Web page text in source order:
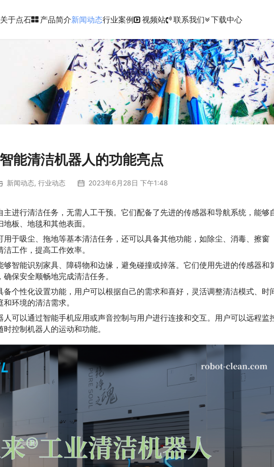
关于点石 产品简介新闻动态行业案例 视频站 联系我们 下载中心
智能清洁机器人的功能亮点
新闻动态, 行业动态 2023年6月28日 下午1:48
主进行清洁任务，无需人工干预。它们配备了先进的传感器和导航系统，能够
板、地毯和其他表面。
于吸尘、拖地等基本清洁任务，还可以具备其他功能，如除尘、消毒、擦窗
工作，提高工作效率。
够智能识别家具、障碍物和边缘，避免碰撞或掉落。它们使用先进的传感器和
保安全顺畅地完成清洁任务。
备个性化设置功能，用户可以根据自己的需求和喜好，灵活调整清洁模式、时
环境的清洁需求。
人可以通过智能手机应用或声音控制与用户进行连接和交互。用户可以远程监
控制机器人的运动和功能。